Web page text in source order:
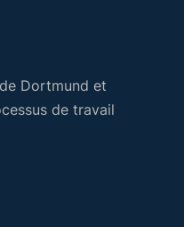
Dortmund et
de travail